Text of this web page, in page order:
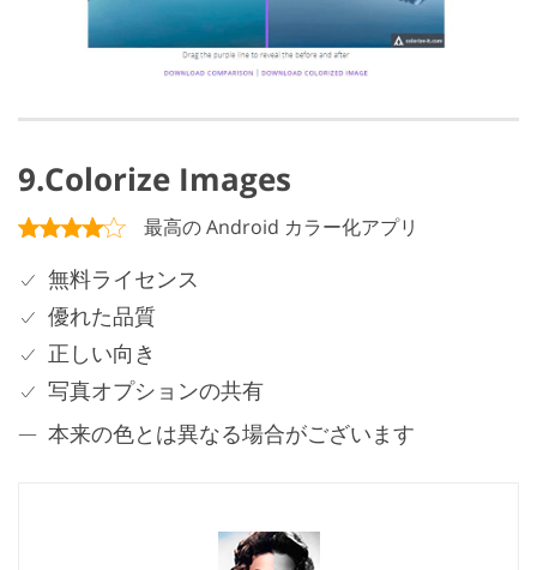
9.Colorize Images
最高の Android カラー化アプリ
無料ライセンス
優れた品質
正しい向き
写真オプションの共有
本来の色とは異なる場合がございます